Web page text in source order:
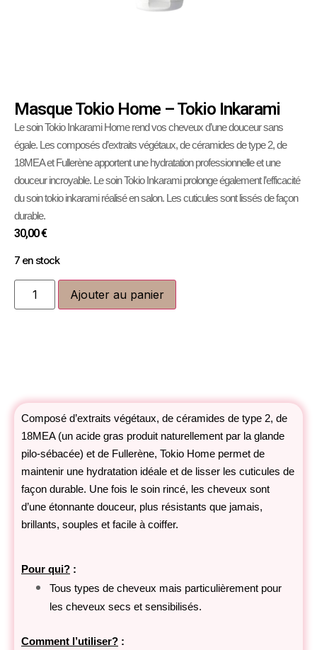
Masque Tokio Home – Tokio Inkarami
Le soin Tokio Inkarami Home rend vos cheveux d’une douceur sans
égale. Les composés d’extraits végétaux, de céramides de type 2, de
18MEA et Fullerène apportent une hydratation professionnelle et une
douceur incroyable. Le soin Tokio Inkarami prolonge également l’efficacité
du soin tokio inkarami réalisé en salon. Les cuticules sont lissés de façon
durable.
30,00€
7 en stock
Ajouter au panier
Composé d’extraits végétaux, de céramides de type 2, de
18MEA (un acide gras produit naturellement par la glande
pilo-sébacée) et de Fullerène, Tokio Home permet de
maintenir une hydratation idéale et de lisser les cuticules de
façon durable. Une fois le soin rincé, les cheveux sont
d’une étonnante douceur, plus résistants que jamais,
brillants, souples et facile à coiffer.
Pour qui? :
Tous types de cheveux mais particulièrement pour
les cheveux secs et sensibilisés.
Comment l’utiliser? :